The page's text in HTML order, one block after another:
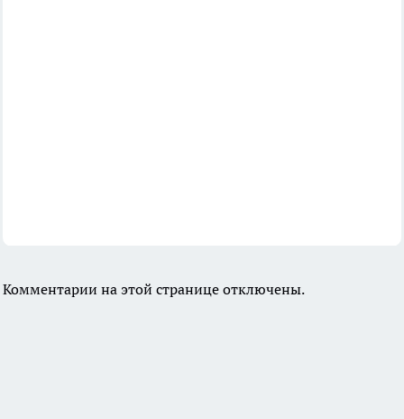
Комментарии на этой странице отключены.